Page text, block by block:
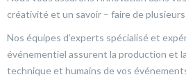
créativité et un savoir – faire de plusieurs
Nos équipes d’experts spécialisé et
événementiel assurent la production et
technique et humains de vos